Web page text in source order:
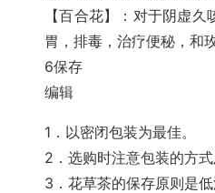
【百合花】：对于阴虚
胃，排毒，治疗便秘，和
6保存
编辑
1．以密闭包装为最佳。
2．选购时注意包装的方
3．花草茶的保存原则是